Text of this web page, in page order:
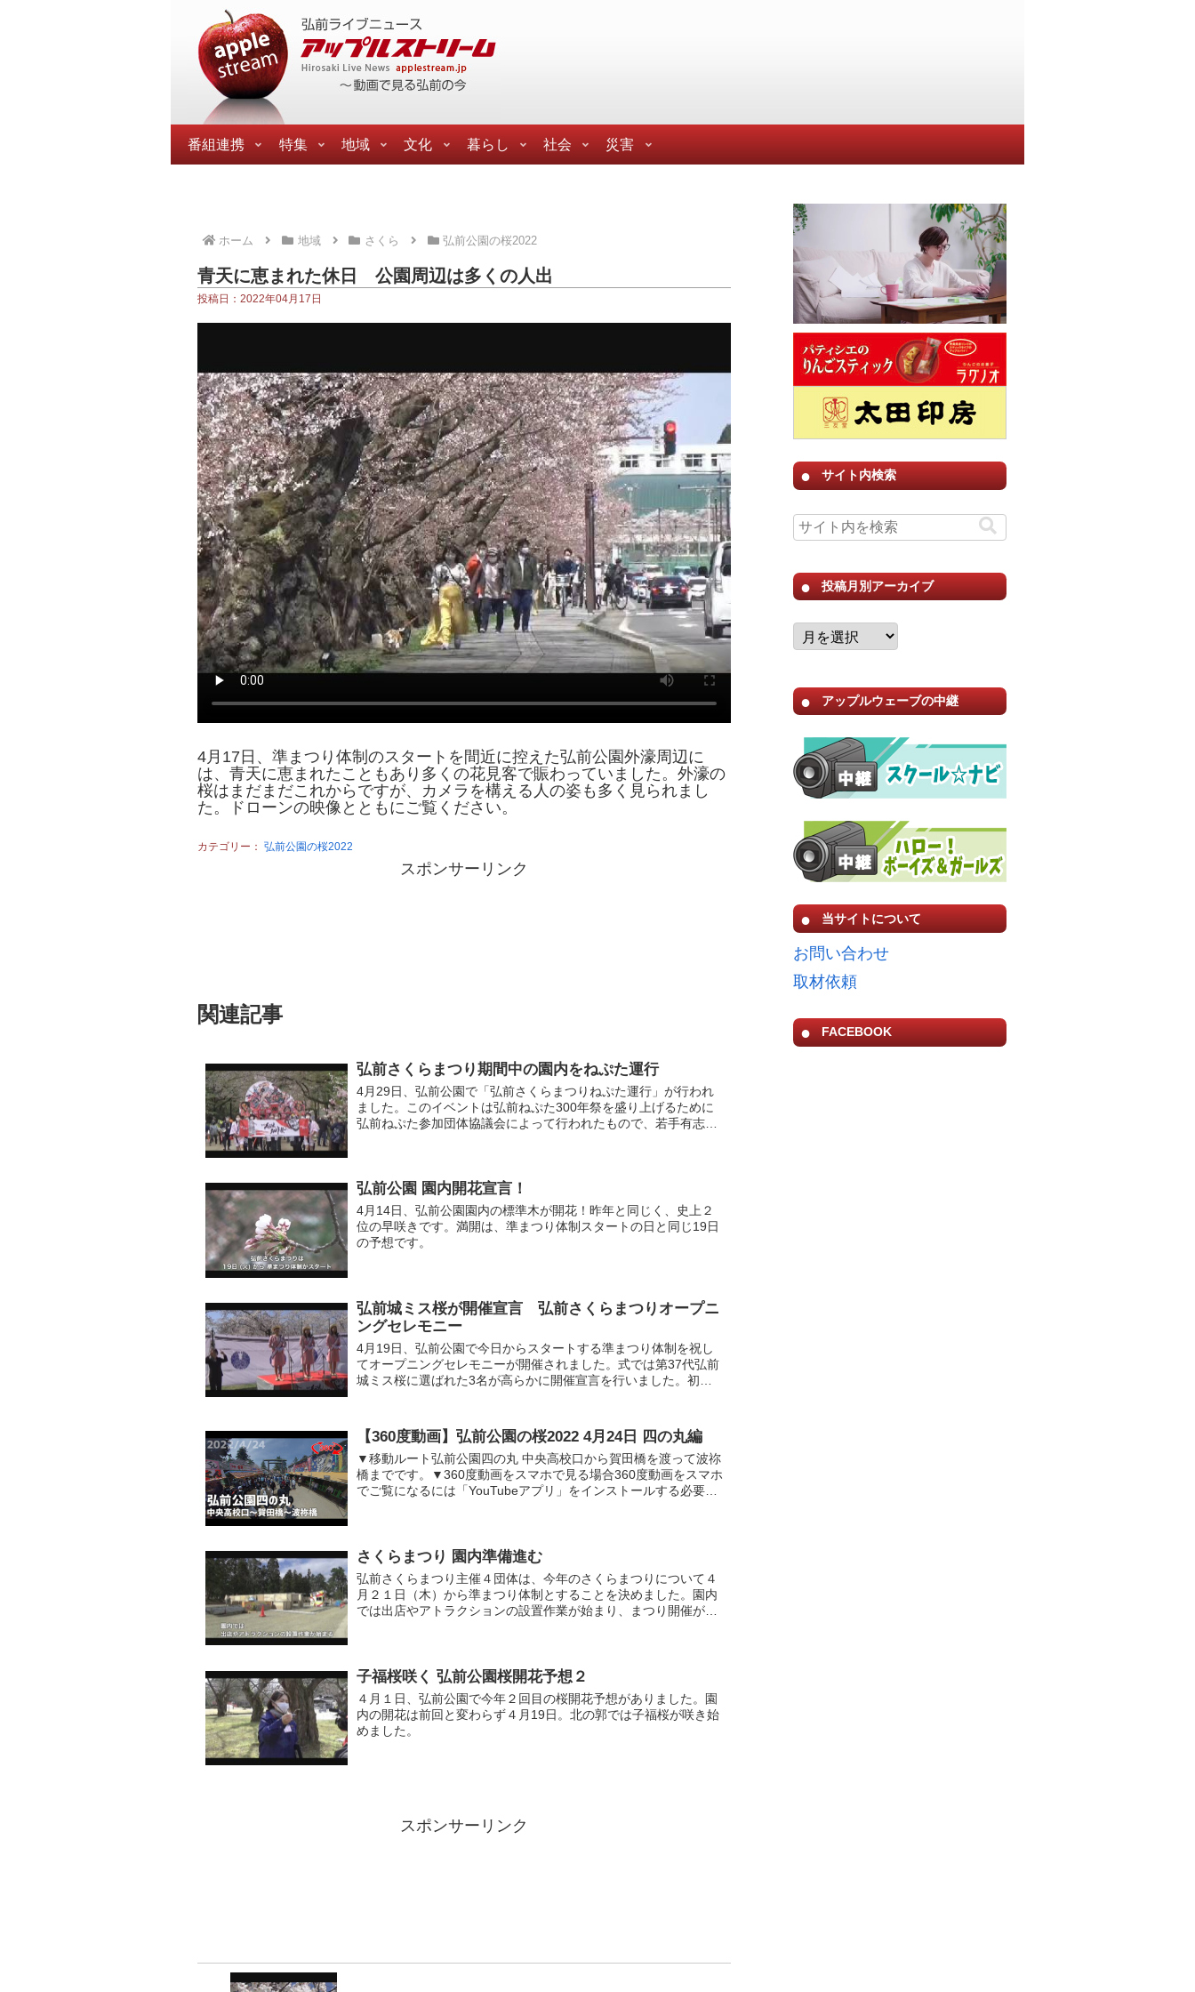
番組連携 特集 地域 文化 暮らし 社会 災害
ホーム 地域 さくら 弘前公園の桜2022
青天に恵まれた休日 公園周辺は多くの人出
投稿日：2022年04月17日
4月17日、準まつり体制のスタートを間近に控えた弘前公園外濠周辺に
は、青天に恵まれたこともあり多くの花見客で賑わっていました。外濠の
桜はまだまだこれからですが、カメラを構える人の姿も多く見られまし
た。ドローンの映像とともにご覧ください。
カテゴリー： 弘前公園の桜2022
スポンサーリンク
関連記事
弘前さくらまつり期間中の園内をねぷた運行
4月29日、弘前公園で「弘前さくらまつりねぷた運行」が行われ
ました。このイベントは弘前ねぷた300年祭を盛り上げるために
弘前ねぷた参加団体協議会によって行われたもので、若手有志や
弘前公園 園内開花宣言！
4月14日、弘前公園園内の標準木が開花！昨年と同じく、史上２
位の早咲きです。満開は、準まつり体制スタートの日と同じ19日
の予想です。
弘前城ミス桜が開催宣言 弘前さくらまつりオープニ
ングセレモニー
4月19日、弘前公園で今日からスタートする準まつり体制を祝し
てオープニングセレモニーが開催されました。式では第37代弘前
城ミス桜に選ばれた3名が高らかに開催宣言を行いました。初仕
【360度動画】弘前公園の桜2022 4月24日 四の丸編
▼移動ルート弘前公園四の丸 中央高校口から賀田橋を渡って波祢
橋までです。▼360度動画をスマホで見る場合360度動画をスマホ
でご覧になるには「YouTubeアプリ」をインストールする必要が
さくらまつり 園内準備進む
弘前さくらまつり主催４団体は、今年のさくらまつりについて４
月２１日（木）から準まつり体制とすることを決めました。園内
では出店やアトラクションの設置作業が始まり、まつり開催が近
子福桜咲く 弘前公園桜開花予想２
４月１日、弘前公園で今年２回目の桜開花予想がありました。園
内の開花は前回と変わらず４月19日。北の郭では子福桜が咲き始
めました。
スポンサーリンク
サイト内検索
投稿月別アーカイブ
アップルウェーブの中継
当サイトについて
お問い合わせ
取材依頼
FACEBOOK